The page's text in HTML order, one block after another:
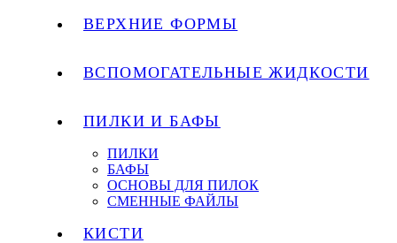
ВЕРХНИЕ ФОРМЫ
ВСПОМОГАТЕЛЬНЫЕ ЖИДКОСТИ
ПИЛКИ И БАФЫ
ПИЛКИ
БАФЫ
ОСНОВЫ ДЛЯ ПИЛОК
СМЕННЫЕ ФАЙЛЫ
КИСТИ